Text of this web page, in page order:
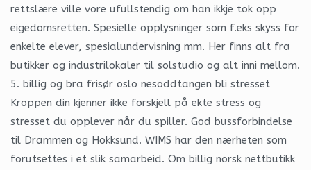
rettslære ville vore ufullstendig om han ikkje tok opp
eigedomsretten. Spesielle opplysninger som f.eks skyss for
enkelte elever, spesialundervisning mm. Her finns alt fra
butikker og industrilokaler til solstudio og alt inni mellom.
5. billig og bra frisør oslo nesoddtangen bli stresset
Kroppen din kjenner ikke forskjell på ekte stress og
stresset du opplever når du spiller. God bussforbindelse
til Drammen og Hokksund. WIMS har den nærheten som
forutsettes i et slik samarbeid. Om billig norsk nettbutikk